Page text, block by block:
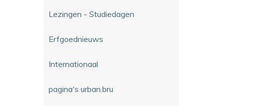
Lezingen - Studiedagen
Erfgoednieuws
Internationaal
pagina's urban.bru